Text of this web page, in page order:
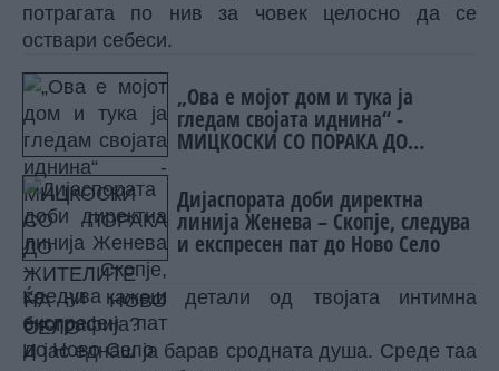
потрагата по нив за човек целосно да се
оствари себеси.
„Ова е мојот дом и тука ја
гледам својата иднина“ -
МИЦКОСКИ СО ПОРАКА ДО
Дијаспората доби директна
линија Женева – Скопје, следува
и експресен пат до Ново Село
Ќе ни кажеш детали од твојата интимна
биографија?
И јас еднаш ја барав сродната душа. Среде таа